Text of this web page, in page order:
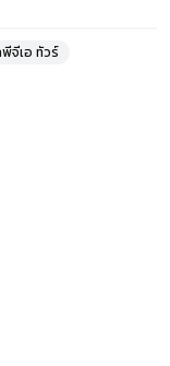
จีเอ ทัวร์